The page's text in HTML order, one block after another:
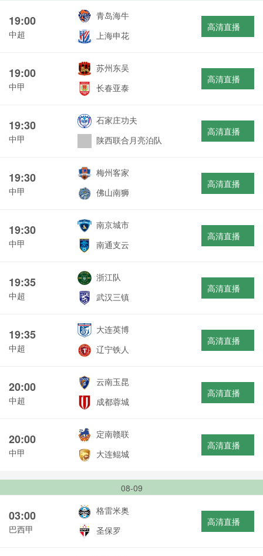
19:00
中超
青岛海牛
上海申花
高清直播
19:00
中甲
苏州东吴
长春亚泰
高清直播
19:30
中甲
石家庄功夫
陕西联合月亮泊队
高清直播
19:30
中甲
梅州客家
佛山南狮
高清直播
19:30
中甲
南京城市
南通支云
高清直播
19:35
中超
浙江队
武汉三镇
高清直播
19:35
中超
大连英博
辽宁铁人
高清直播
20:00
中超
云南玉昆
成都蓉城
高清直播
20:00
中甲
定南赣联
大连鲲城
高清直播
08-09
03:00
巴西甲
格雷米奥
圣保罗
高清直播